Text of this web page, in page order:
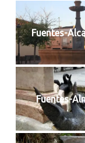
Fuentes-
Fuentes-